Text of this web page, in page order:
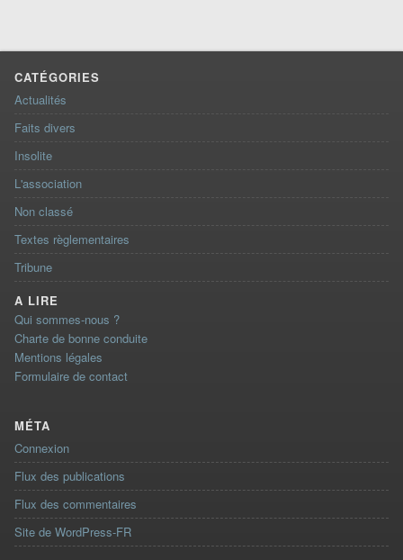
CATÉGORIES
Actualités
Faits divers
Insolite
L'association
Non classé
Textes règlementaires
Tribune
A LIRE
Qui sommes-nous ?
Charte de bonne conduite
Mentions légales
Formulaire de contact
MÉTA
Connexion
Flux des publications
Flux des commentaires
Site de WordPress-FR